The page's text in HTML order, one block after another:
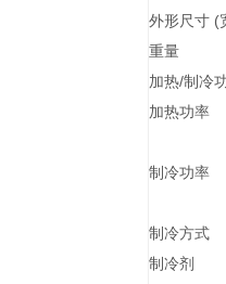
外形尺寸 (
重量
加热/制冷
加热功率
制冷功率
制冷方式
制冷剂